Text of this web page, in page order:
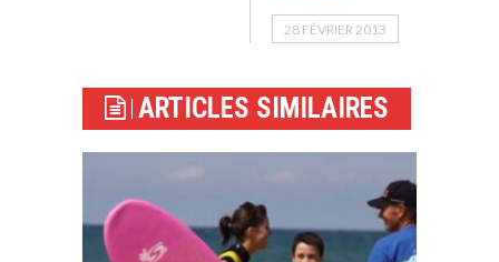
28 FÉVRIER 2013
ARTICLES SIMILAIRES